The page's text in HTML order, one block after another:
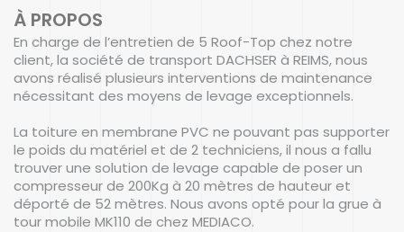
À PROPOS
En charge de l’entretien de 5 Roof-Top chez notre
client, la société de transport DACHSER à REIMS, nous
avons réalisé plusieurs interventions de maintenance
nécessitant des moyens de levage exceptionnels.
La toiture en membrane PVC ne pouvant pas supporter
le poids du matériel et de 2 techniciens, il nous a fallu
trouver une solution de levage capable de poser un
compresseur de 200Kg à 20 mètres de hauteur et
déporté de 52 mètres. Nous avons opté pour la grue à
tour mobile MK110 de chez MEDIACO.